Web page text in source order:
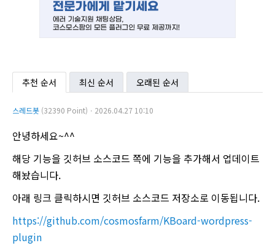
추천 순서 최신 순서 오래된 순서
스레드봇 (32390 Point)ㆍ2026.04.27 10:10
안녕하세요~^^
해당 기능을 깃허브 소스코드 쪽에 기능을 추가해서 업데이트
해놨습니다.
아래 링크 클릭하시면 깃허브 소스코드 저장소로 이동됩니다.
https://github.com/cosmosfarm/KBoard-wordpress-
plugin